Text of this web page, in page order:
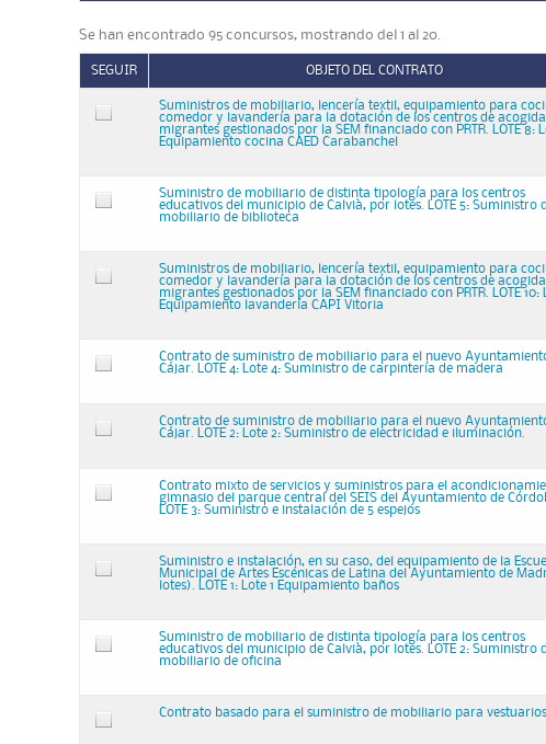
Se han encontrado 95 concursos, mostrando del 1 al 20.
SEGUIR OBJETO DEL CONTRATO
Suministros de mobiliario, lencería textil, equipamiento para
comedor y lavandería para la dotación de los centros de
migrantes gestionados por la SEM financiado con PRTR. LOTE 8:
Equipamiento cocina CAED Carabanchel
Suministro de mobiliario de distinta tipología para los centros
educativos del municipio de Calvià, por lotes. LOTE 5: Suministro
mobiliario de biblioteca
Suministros de mobiliario, lencería textil, equipamiento para
comedor y lavandería para la dotación de los centros de
migrantes gestionados por la SEM financiado con PRTR. LOTE 10:
Equipamiento lavandería CAPI Vitoria
Contrato de suministro de mobiliario para el nuevo
Cájar. LOTE 4: Lote 4: Suministro de carpintería de madera
Contrato de suministro de mobiliario para el nuevo
Cájar. LOTE 2: Lote 2: Suministro de electricidad e iluminación.
Contrato mixto de servicios y suministros para el
gimnasio del parque central del SEIS del Ayuntamiento de
LOTE 3: Suministro e instalación de 5 espejos
Suministro e instalación, en su caso, del equipamiento de la
Municipal de Artes Escénicas de Latina del Ayuntamiento de
lotes). LOTE 1: Lote 1 Equipamiento baños
Suministro de mobiliario de distinta tipología para los centros
educativos del municipio de Calvià, por lotes. LOTE 2: Suministro
mobiliario de oficina
Contrato basado para el suministro de mobiliario para vestuarios